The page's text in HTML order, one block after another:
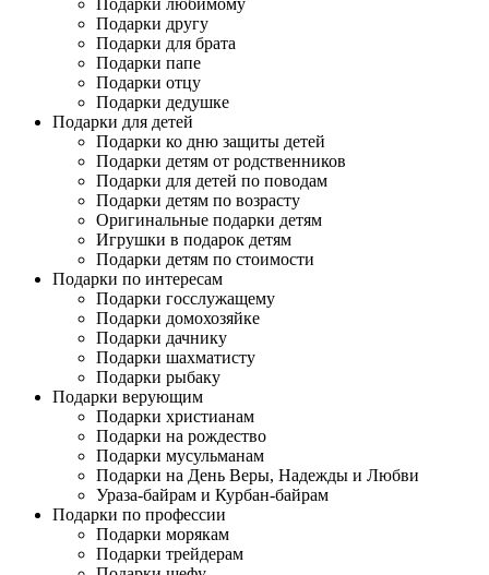
Подарки любимому
Подарки другу
Подарки для брата
Подарки папе
Подарки отцу
Подарки дедушке
Подарки для детей
Подарки ко дню защиты детей
Подарки детям от родственников
Подарки для детей по поводам
Подарки детям по возрасту
Оригинальные подарки детям
Игрушки в подарок детям
Подарки детям по стоимости
Подарки по интересам
Подарки госслужащему
Подарки домохозяйке
Подарки дачнику
Подарки шахматисту
Подарки рыбаку
Подарки верующим
Подарки христианам
Подарки на рождество
Подарки мусульманам
Подарки на День Веры, Надежды и Любви
Ураза-байрам и Курбан-байрам
Подарки по профессии
Подарки морякам
Подарки трейдерам